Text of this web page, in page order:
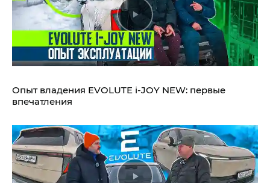
Опыт владения EVOLUTE i‑JOY NEW: первые
впечатления